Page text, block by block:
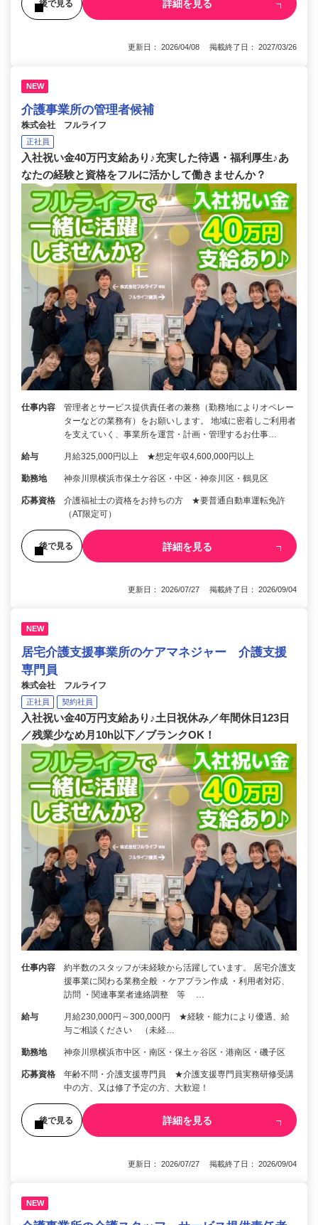
後で見る 詳細を見る
更新日： 2026/04/08 掲載終了日： 2027/03/26
NEW
介護事業所の管理者候補
株式会社 フルライフ
正社員
入社祝い金40万円支給あり♪充実した待遇・福利厚生♪あ
なたの経験と資格をフルに活かして働きませんか？
仕事内容
管理者とサービス提供責任者の兼務（勤務地によりオペレー
ターなどの業務有）をお願いします。 地域に密着しご利用者
を支えていく、事業所を運営・計画・管理するお仕事…
給与 月給325,000円以上 ★想定年収4,600,000円以上
勤務地 神奈川県横浜市保土ケ谷区・中区・神奈川区・鶴見区
応募資格
介護福祉士の資格をお持ちの方 ★要普通自動車運転免許
（AT限定可）
後で見る 詳細を見る
更新日： 2026/07/27 掲載終了日： 2026/09/04
NEW
居宅介護支援事業所のケアマネジャー 介護支援
専門員
株式会社 フルライフ
正社員 契約社員
入社祝い金40万円支給あり♪土日祝休み／年間休日123日
／残業少なめ月10h以下／ブランクOK！
仕事内容
約半数のスタッフが未経験から活躍しています。 居宅介護支
援事業に関わる業務全般 ・ケアプラン作成 ・利用者対応、
訪問 ・関連事業者連絡調整 等 …
給与
月給230,000円～300,000円 ★経験・能力により優遇、給
与ご相談ください （未経…
勤務地 神奈川県横浜市中区・南区・保土ヶ谷区・港南区・磯子区
応募資格
年齢不問・介護支援専門員 ★介護支援専門員実務研修受講
中の方、又は修了予定の方、大歓迎！
後で見る 詳細を見る
更新日： 2026/07/27 掲載終了日： 2026/09/04
NEW